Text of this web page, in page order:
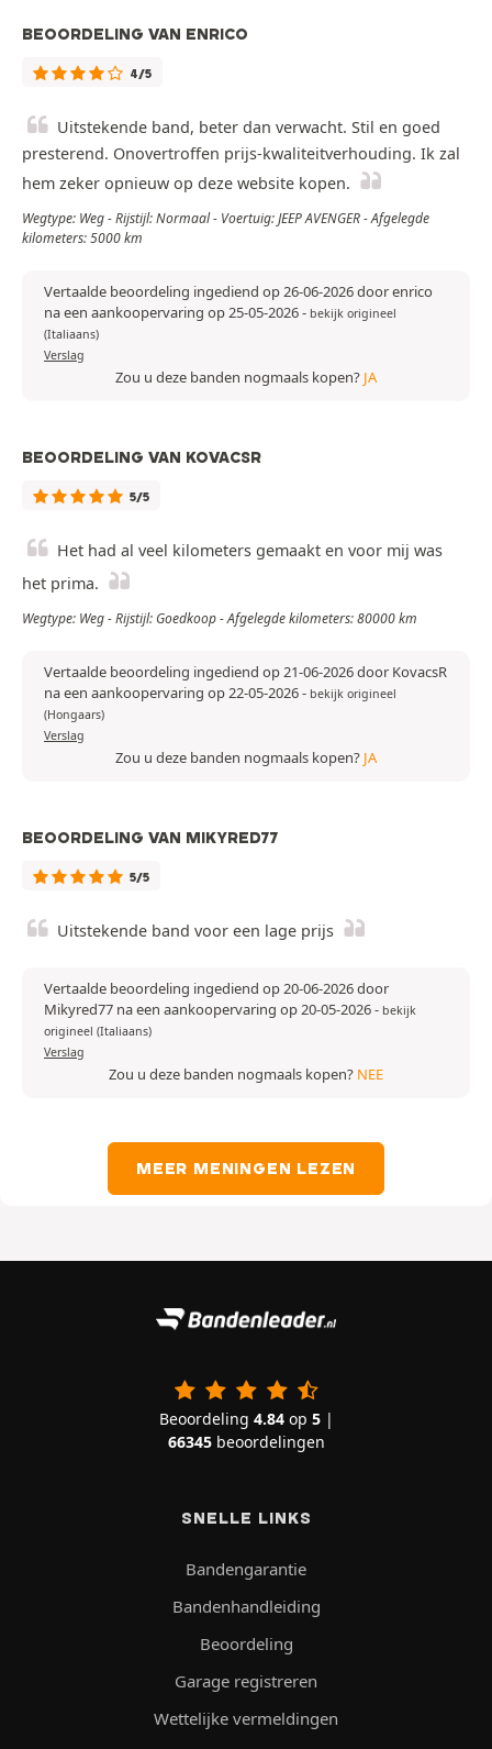
BEOORDELING VAN ENRICO
4/5
Uitstekende band, beter dan verwacht. Stil en goed
presterend. Onovertroffen prijs-kwaliteitverhouding. Ik zal
hem zeker opnieuw op deze website kopen.
Wegtype: Weg - Rijstijl: Normaal - Voertuig: JEEP AVENGER - Afgelegde
kilometers: 5000 km
Vertaalde beoordeling ingediend op 26-06-2026 door enrico
na een aankoopervaring op 25-05-2026- bekijk origineel
(Italiaans)
Verslag
Zou u deze banden nogmaals kopen? JA
BEOORDELING VAN KOVACSR
5/5
Het had al veel kilometers gemaakt en voor mij was
het prima.
Wegtype: Weg - Rijstijl: Goedkoop - Afgelegde kilometers: 80000 km
Vertaalde beoordeling ingediend op 21-06-2026 door KovacsR
na een aankoopervaring op 22-05-2026- bekijk origineel
(Hongaars)
Verslag
Zou u deze banden nogmaals kopen? JA
BEOORDELING VAN MIKYRED77
5/5
Uitstekende band voor een lage prijs
Vertaalde beoordeling ingediend op 20-06-2026 door
Mikyred77 na een aankoopervaring op 20-05-2026- bekijk
origineel (Italiaans)
Verslag
Zou u deze banden nogmaals kopen? NEE
MEER MENINGEN LEZEN
Beoordeling 4.84op 5|
66345beoordelingen
SNELLE LINKS
Bandengarantie
Bandenhandleiding
Beoordeling
Garage registreren
Wettelijke vermeldingen